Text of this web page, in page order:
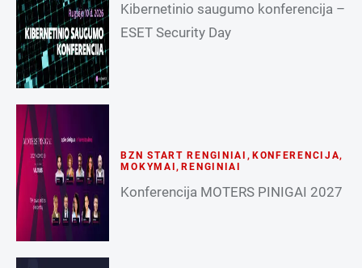
Kibernetinio saugumo konferencija –
ESET Security Day
BZN START RENGINIAI , KONFERENCIJA,
MOKYMAI, RENGINIAI
Konferencija MOTERS PINIGAI 2027